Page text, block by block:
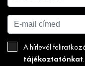
A hírlevél
tájékoztatónkat.